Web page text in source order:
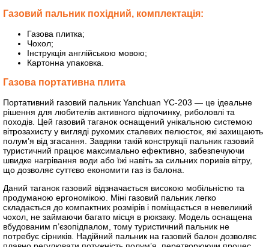
Газовий пальник похідний, комплектація:
Газова плитка;
Чохол;
Інструкція англійською мовою;
Картонна упаковка.
Газова портативна плита
Портативний газовий пальник Yanchuan YC-203 — це ідеальне
рішення для любителів активного відпочинку, риболовлі та
походів. Цей газовий таганок оснащений унікальною системою
вітрозахисту у вигляді рухомих сталевих пелюсток, які захищають
полум’я від згасання. Завдяки такій конструкції пальник газовий
туристичний працює максимально ефективно, забезпечуючи
швидке нагрівання води або їжі навіть за сильних поривів вітру,
що дозволяє суттєво економити газ із балона.
Даний таганок газовий відзначається високою мобільністю та
продуманою ергономікою. Міні газовий пальник легко
складається до компактних розмірів і поміщається в невеликий
чохол, не займаючи багато місця в рюкзаку. Модель оснащена
вбудованим п’єзопідпалом, тому туристичний пальник не
потребує сірників. Надійний пальник на газовий балон дозволяє